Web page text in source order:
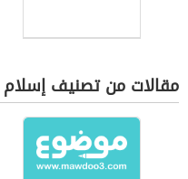
مقالات من تصنيف إسلام